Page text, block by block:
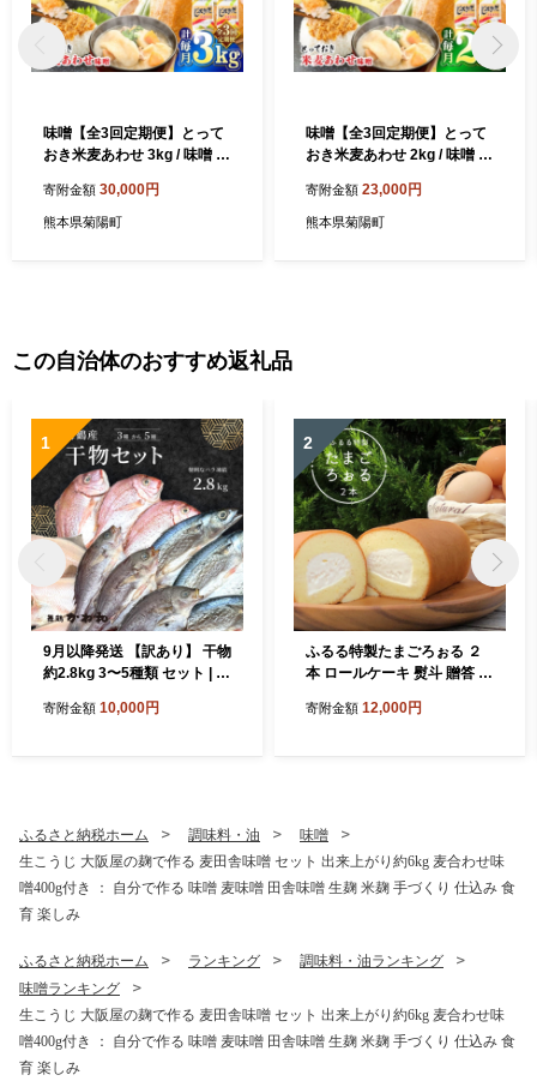
味噌【全3回定期便】とって
おき米麦あわせ 3kg / 味噌 国
せ味噌 朝食 調理 加工食品 m
iso 熊本 菊陽 老舗味噌 山内
寄附金額 30,000円
熊本県菊陽町
味噌【全3回定期便】とって
おき米麦あわせ 2kg / 味噌 国
せ味噌 朝食 調理 加工食品 m
iso 熊本 菊陽 老舗味噌 山内
寄附金額 23,000円
熊本県菊陽町
この自治体のおすすめ返礼品
1
9月以降発送 【訳あり】 干物
約2.8kg 3〜5種類 セット | 塩
あじ サバ イサキ トビウオ 鯛
都府 舞鶴市
寄附金額 10,000円
2
ふるる特製たまごろぉる ２
本 ロールケーキ 熨斗 贈答 熨
スイーツ 洋菓子 お菓子 ケー
寄附金額 12,000円
ふるさと納税ホーム 調味料・油
味噌
生こうじ 大阪屋の麹で作る 麦田舎味噌 セット 出来上がり約6kg 麦合わせ味
噌400g付き ： 自分で作る 味噌 麦味噌 田舎味噌 生麹 米麹 手づくり 仕込み 食
育 楽しみ
ふるさと納税ホーム ランキング
調味料・油ランキング
味噌ランキング
生こうじ 大阪屋の麹で作る 麦田舎味噌 セット 出来上がり約6kg 麦合わせ味
噌400g付き ： 自分で作る 味噌 麦味噌 田舎味噌 生麹 米麹 手づくり 仕込み 食
育 楽しみ